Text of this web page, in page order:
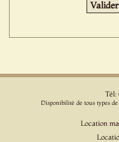
Tél:
Disponibilité de tous types
Location